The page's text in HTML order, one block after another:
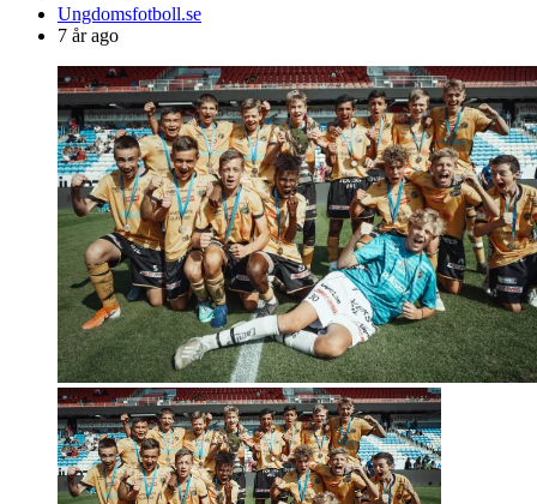
Posted
by
Ungdomsfotboll.se
7 år ago